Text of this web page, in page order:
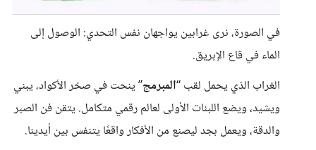
في الصورة، نرى غرابين يواجهان نفس التحدي: الوصول إلى
الماء في قاع الإبريق.
الغراب الذي يحمل لقب “المبرمج” ينحت في صخر الأكواد، يبني
ويشيد، ويضع اللبنات الأولى لعالم رقمي متكامل. يتقن فن الصبر
والدقة، ويعمل بجد ليصنع من الأفكار واقعًا يتنفس بين أيدينا.